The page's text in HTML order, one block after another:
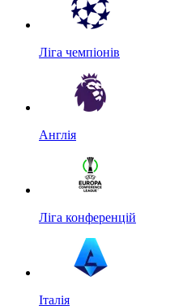
Ліга чемпіонів
Англія
Ліга конференцій
Італія